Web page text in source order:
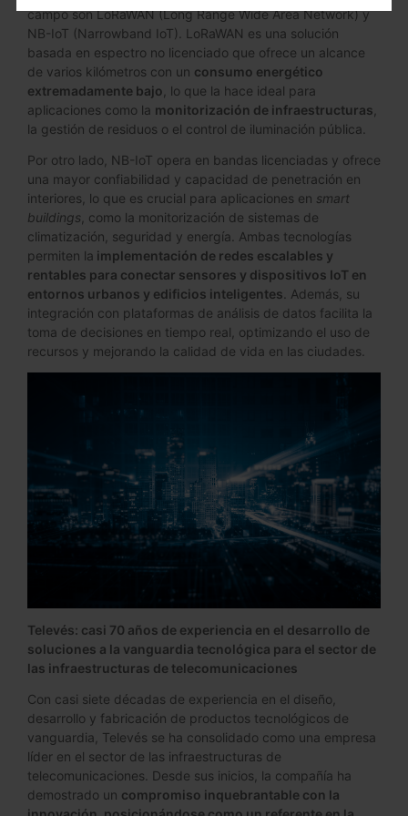
campo son LoRaWAN (Long Range Wide Area Network) y
NB-IoT (Narrowband IoT). LoRaWAN es una solución
basada en espectro no licenciado que ofrece un alcance
de varios kilómetros con un consumo energético
extremadamente bajo , lo que la hace ideal para
aplicaciones como la monitorización de infraestructuras
la gestión de residuos o el control de iluminación pública.
Por otro lado, NB-IoT opera en bandas licenciadas y ofrece
una mayor confiabilidad y capacidad de penetración en
interiores, lo que es crucial para aplicaciones en smart
buildings , como la monitorización de sistemas de
climatización, seguridad y energía. Ambas tecnologías
permiten la implementación de redes escalables y
rentables para conectar sensores y dispositivos IoT en
entornos urbanos y edificios inteligentes . Además, su
integración con plataformas de análisis de datos facilita la
toma de decisiones en tiempo real, optimizando el uso de
recursos y mejorando la calidad de vida en las ciudades.
Televés: casi 70 años de experiencia en el desarrollo de
soluciones a la vanguardia tecnológica para el sector de
las infraestructuras de telecomunicaciones
Con casi siete décadas de experiencia en el diseño,
desarrollo y fabricación de productos tecnológicos de
vanguardia, Televés se ha consolidado como una empresa
líder en el sector de las infraestructuras de
telecomunicaciones. Desde sus inicios, la compañía ha
demostrado un compromiso inquebrantable con la